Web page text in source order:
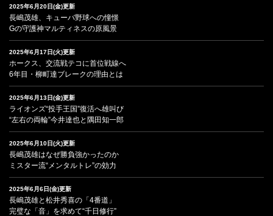
2025年6月20日(金)更新
長嶋茂雄、キューバ野球への憧憬
Gの守護神マルティネスの原風景
2025年6月17日(火)更新
ホークス、交流戦テコに首位戦線へ
6年目・柳町達ブレークの理由とは
2025年6月13日(金)更新
ライオンズ“投手王国”復活へ雄叫び
“左右の両輪”今井達也と隅田知一郎
2025年6月10日(火)更新
長嶋茂雄はなぜ勝負強かったのか
ミスター流“メンタルトレ”の効力
2025年6月6日(金)更新
長嶋茂雄と松井秀喜の「4番道」
完璧な「音」を求めて“千日修行”